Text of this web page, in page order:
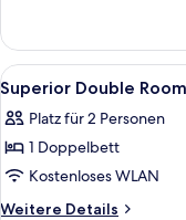
Suite,
Gartenblick
Alle
Fotos
für
Superior
Double
Room,
26
Superior Double
Platz für 2 Personen
1 Doppelbett
Kostenloses WLAN
Weitere Details
Weitere